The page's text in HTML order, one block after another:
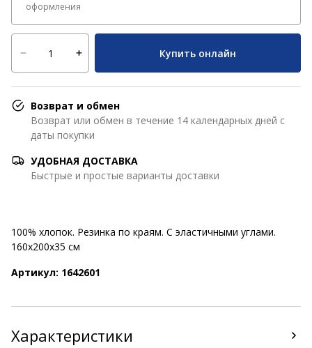
оформления
Купить онлайн
Возврат и обмен
Возврат или обмен в течение 14 календарных дней с
даты покупки
УДОБНАЯ ДОСТАВКА
Быстрые и простые варианты доставки
100% хлопок. Резинка по краям. С эластичными углами.
160x200x35 см
Артикул: 1642601
Характеристики